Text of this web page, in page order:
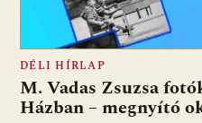
DÉLI HÍRLAP
M. Vadas Zsuzsa
Házban – megnyító